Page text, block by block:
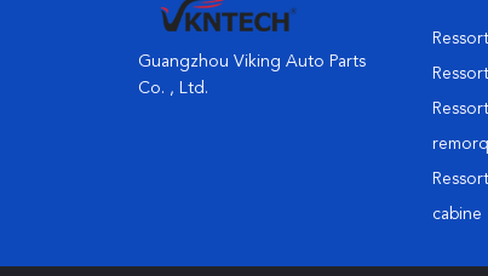
Guangzhou Viking Auto Parts
Co. , Ltd.
cabine